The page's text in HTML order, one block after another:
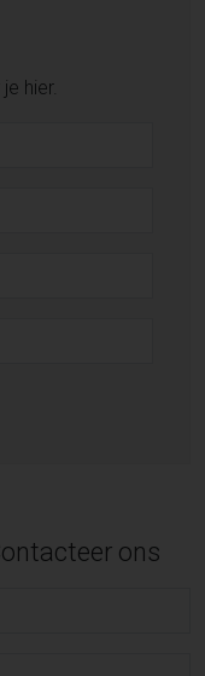
hier.
ons